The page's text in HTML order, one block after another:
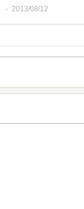
2013/08/12